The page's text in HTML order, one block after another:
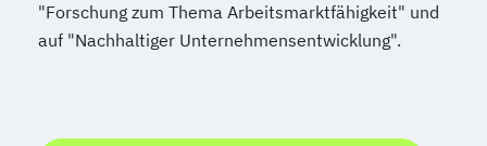
"Forschung zum Thema Arbeitsmarktfähigkeit" und
auf "Nachhaltiger Unternehmensentwicklung".